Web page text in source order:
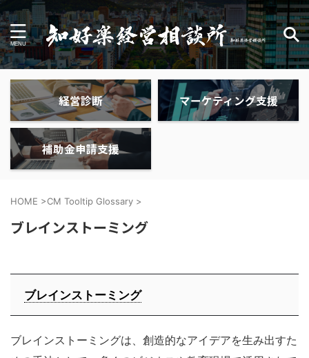
経営診断 マーケティング支援
補助金申請支援
HOME >CM Tooltip Glossary >
ブレインストーミング
ブレインストーミング
ブレインストーミングは、創造的なアイデアを生み出すた